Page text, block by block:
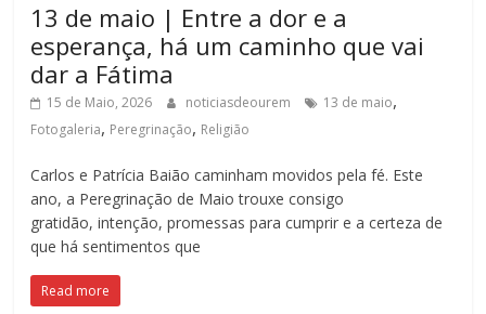
13 de maio | Entre a dor e a
esperança, há um caminho que vai
dar a Fátima
15 de Maio, 2026 noticiasdeourem 13 de maio,
Fotogaleria, Peregrinação, Religião
Carlos e Patrícia Baião caminham movidos pela fé. Este
ano, a Peregrinação de Maio trouxe consigo
gratidão, intenção, promessas para cumprir e a certeza de
que há sentimentos que
Read more